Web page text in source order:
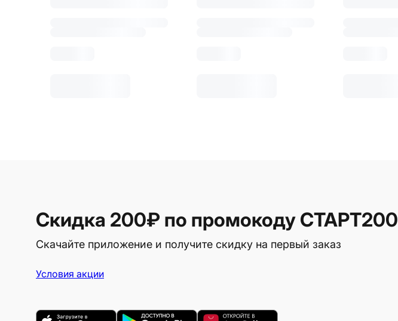
Скидка 200₽ по промокоду СТАРТ200
Скачайте приложение и получите скидку на первый заказ
Условия акции